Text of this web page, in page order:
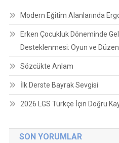
Modern Eğitim Alanlarında
Erken Çocukluk Döneminde
Desteklenmesi: Oyun ve Düzen
Sözcükte Anlam
İlk Derste Bayrak Sevgisi
2026 LGS Türkçe İçin Doğru
SON YORUMLAR